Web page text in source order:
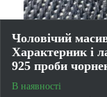
Чоловічий
Характерник і
925 проби
В наявності